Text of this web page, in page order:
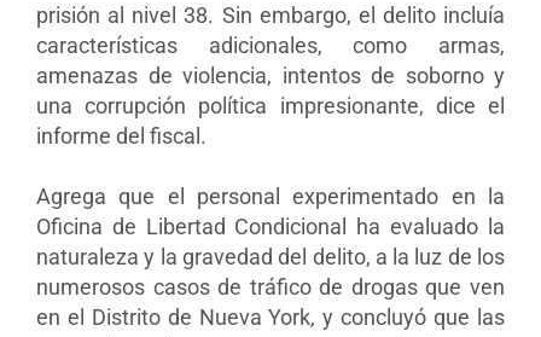
prisión al nivel 38. Sin embargo, el delito incluía
características adicionales, como armas,
amenazas de violencia, intentos de soborno y
una corrupción política impresionante, dice el
informe del fiscal.
Agrega que el personal experimentado en la
Oficina de Libertad Condicional ha evaluado la
naturaleza y la gravedad del delito, a la luz de los
numerosos casos de tráfico de drogas que ven
en el Distrito de Nueva York, y concluyó que las